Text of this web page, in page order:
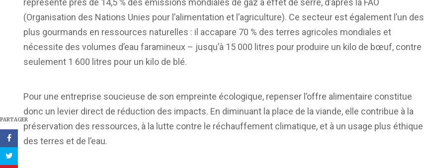
PARTAGER
représente près de 14,5 % des émissions mondiales de gaz à effet de serre, d’après la FAO
(Organisation des Nations Unies pour l’alimentation et l’agriculture). Ce secteur est également l’un des
plus gourmands en ressources naturelles : il accapare 70 % des terres agricoles mondiales et
nécessite des volumes d’eau faramineux – jusqu’à 15 000 litres pour produire un kilo de bœuf, contre
seulement 1 600 litres pour un kilo de blé.
Pour une entreprise soucieuse de son empreinte écologique, repenser l’offre alimentaire constitue
donc un levier direct de réduction des impacts. En diminuant la place de la viande, elle contribue à la
préservation des ressources, à la lutte contre le réchauffement climatique, et à un usage plus éthique
des terres et de l’eau.